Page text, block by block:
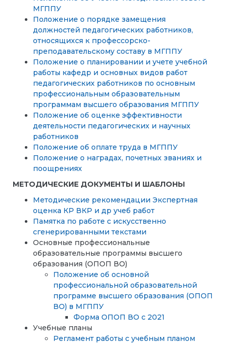
МГППУ
Положение о порядке замещения
должностей педагогических работников,
относящихся к профессорско-
преподавательскому составу в МГППУ
Положение о планировании и учете учебной
работы кафедр и основных видов работ
педагогических работников по основным
профессиональным образовательным
программам высшего образования МГППУ
Положение об оценке эффективности
деятельности педагогических и научных
работников
Положение об оплате труда в МГППУ
Положение о наградах, почетных званиях и
поощрениях
МЕТОДИЧЕСКИЕ ДОКУМЕНТЫ И ШАБЛОНЫ
Методические рекомендации Экспертная
оценка КР ВКР и др учеб работ
Памятка по работе с искусственно
сгенерированными текстами
Основные профессиональные
образовательные программы высшего
образования (ОПОП ВО)
Положение об основной
профессиональной образовательной
программе высшего образования (ОПОП
ВО) в МГППУ
Форма ОПОП ВО с 2021
Учебные планы
Регламент работы с учебным планом